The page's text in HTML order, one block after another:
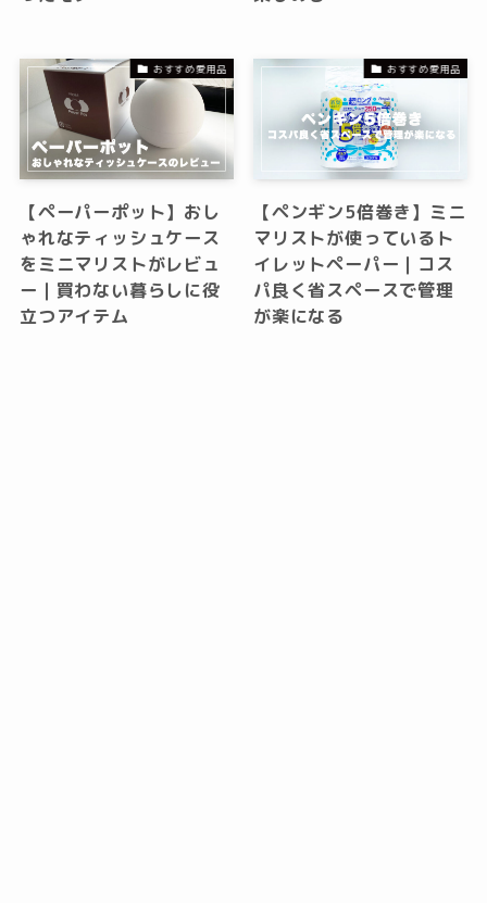
おすすめ愛用品
【ペーパーポット】おし
ゃれなティッシュケース
をミニマリストがレビュ
ー｜買わない暮らしに役
立つアイテム
おすすめ愛用品
【ペンギン5倍巻き】ミニ
マリストが使っているト
イレットペーパー｜コス
パ良く省スペースで管理
が楽になる